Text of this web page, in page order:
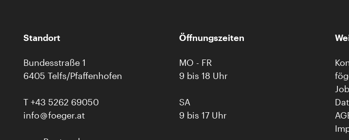
Standort
Bundesstraße 1
6405 Telfs/Pfaffenhofen
T +43 5262 69050
info
foeger.at
Öffnungszeiten
MO - FR
9 bis 18 Uhr
SA
9 bis 17 Uhr